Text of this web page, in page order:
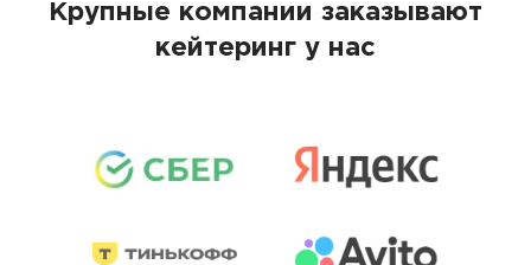
Крупные компании заказывают
кейтеринг у нас